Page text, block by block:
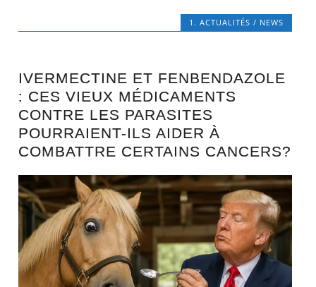
1. ACTUALITÉS / NEWS
IVERMECTINE ET FENBENDAZOLE
: CES VIEUX MÉDICAMENTS
CONTRE LES PARASITES
POURRAIENT-ILS AIDER À
COMBATTRE CERTAINS CANCERS?